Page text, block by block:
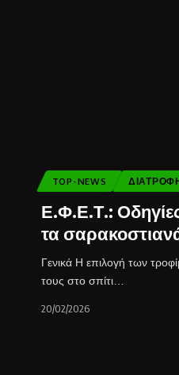
TOP-NEWS
Ε.Φ.Ε.Τ.:
τα
Γενικά Η επιλογή των
τους στο σπίτι…
20/02/2026